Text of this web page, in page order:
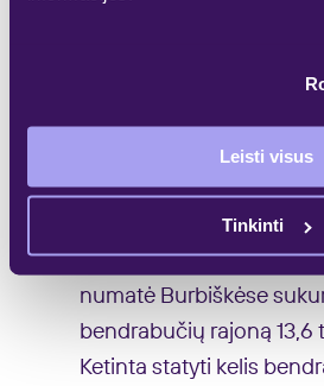
Leisti visus
Tinkinti
vakarus, o pietinė dalis,
gyvenamųjų namų ir
įsibėgėja tik dabar,
neurbanizuota arba
1971 m. kita architektų
numatė Burbiškėse
bendrabučių rajoną 13,6
Ketinta statyti kelis